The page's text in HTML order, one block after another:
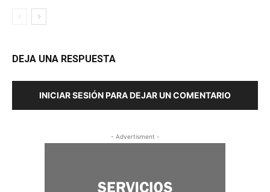
DEJA UNA RESPUESTA
INICIAR SESIÓN PARA DEJAR UN COMENTARIO
- Advertisment -